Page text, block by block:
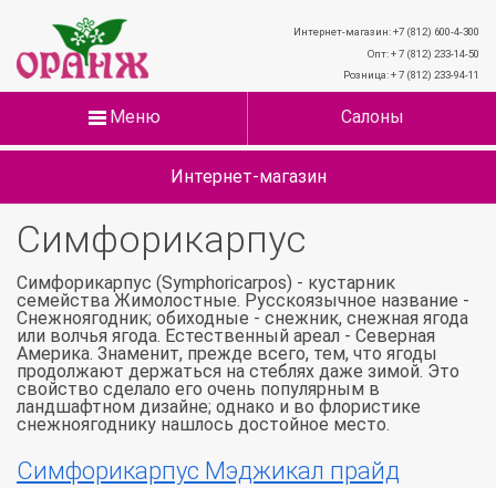
Интернет-магазин: +7 (812) 600-4-300
Опт: + 7 (812) 233-14-50
Розница: + 7 (812) 233-94-11
Меню Салоны
Интернет-магазин
Симфорикарпус
Симфорикарпус (Symphoricarpos) - кустарник
семейства Жимолостные. Русскоязычное название -
Снежноягодник; обиходные - снежник, снежная ягода
или волчья ягода. Естественный ареал - Северная
Америка. Знаменит, прежде всего, тем, что ягоды
продолжают держаться на стеблях даже зимой. Это
свойство сделало его очень популярным в
ландшафтном дизайне; однако и во флористике
снежноягоднику нашлось достойное место.
Симфорикарпус Мэджикал прайд